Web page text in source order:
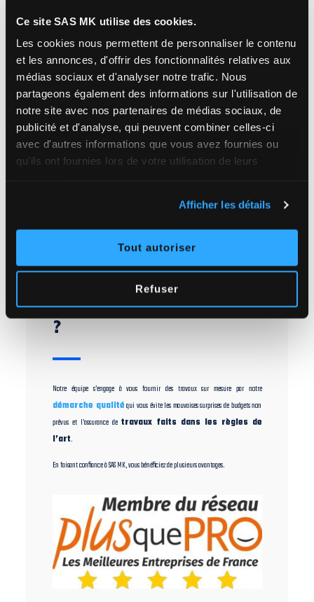
Ce site SAS MK utilise des cookies.
Les cookies nous permettent de personnaliser le contenu
et les annonces, d'offrir des fonctionnalités relatives aux
médias sociaux et d'analyser notre trafic. Nous
partageons également des informations sur l'utilisation de
notre site avec nos partenaires de médias sociaux, de
publicité et d'analyse, qui peuvent combiner celles-ci
avec d'autres informations que vous avez fournies ou
qu'ils ont fournies lors de votre utilisation de leurs
Afficher les détails
Tout autoriser
Refuser
7 000
MÈTRES LINÉAIRES DE GOUTTIÈRES POSÉES /
8 000
Pourquoichoisir SAS MK
?
Notre équipe s’engage à vous fournir des travaux sur mesure par notre
démarche qualitéqui vous évite les mauvaises surprises de budgets non
prévus et l’assurance detravaux faits dans les règles de
l’art.
En faisant confiance à SAS MK, vous bénéficiez de plusieurs avantages.